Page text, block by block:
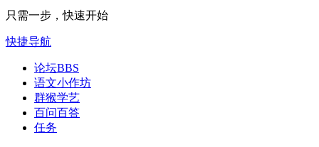
只需一步，快速开始
快捷导航
论坛BBS
语文小作坊
群猴学艺
百问百答
任务